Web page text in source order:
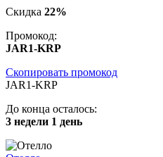
Скидка 22%
Промокод:
JAR1-KRP
Скопировать промокод
JAR1-KRP
До конца осталось:
3 недели 1 день